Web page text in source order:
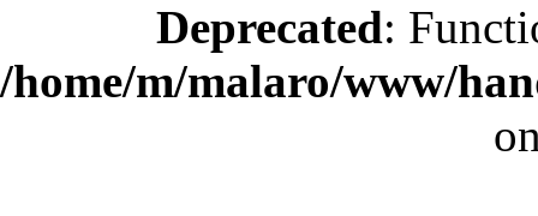
Deprecated:
/home/m/malaro/www/